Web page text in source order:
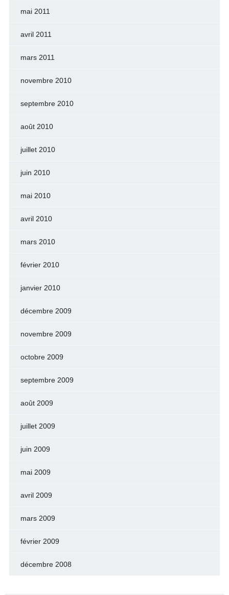
mai 2011
avril 2011
mars 2011
novembre 2010
septembre 2010
août 2010
juillet 2010
juin 2010
mai 2010
avril 2010
mars 2010
février 2010
janvier 2010
décembre 2009
novembre 2009
octobre 2009
septembre 2009
août 2009
juillet 2009
juin 2009
mai 2009
avril 2009
mars 2009
février 2009
décembre 2008